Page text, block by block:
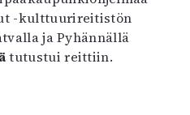
-kulttuurireitistön
ja Pyhännällä
tutustui reittiin.